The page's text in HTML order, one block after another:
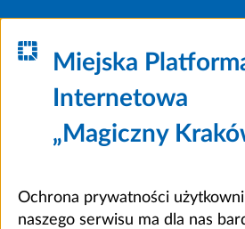
Miejska
Internetowa
„Magiczny
Ochrona prywatności
naszego serwisu ma dla nas